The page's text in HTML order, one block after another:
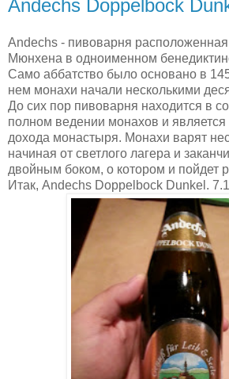
Andechs Doppelbock
Andechs - пивоварня
Мюнхена в одноименном
Само аббатство было основано в
нем монахи начали несколькими
До сих пор пивоварня находится в
полном ведении монахов и является
дохода монастыря. Монахи варят
начиная от светлого лагера и
двойным боком, о котором и пойдет
Итак, Andechs Doppelbock Dunkel.